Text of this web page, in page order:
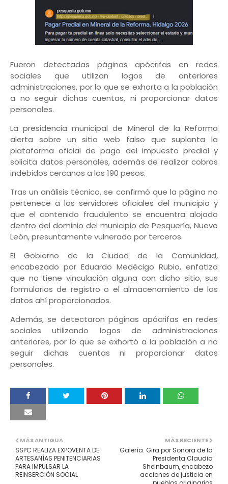
Fueron detectadas páginas apócrifas en redes
sociales que utilizan logos de anteriores
administraciones, por lo que se exhorta a la población
a no seguir dichas cuentas, ni proporcionar datos
personales.
La presidencia municipal de Mineral de la Reforma
alerta sobre un sitio web falso que suplanta la
plataforma oficial de pago del impuesto predial y
solicita datos personales, además de realizar cobros
indebidos cercanos a los 190 pesos.
Tras un análisis técnico, se confirmó que la página no
pertenece a los servidores oficiales del municipio y
que el contenido fraudulento se encuentra alojado
dentro del dominio del municipio de Pesquería, Nuevo
León, presuntamente vulnerado por terceros.
El Gobierno de la Ciudad de la Comunidad,
encabezado por Eduardo Medécigo Rubio, enfatiza
que no tiene vinculación alguna con dicho sitio, sus
formularios de registro o el almacenamiento de los
datos ahí proporcionados.
Además, se detectaron páginas apócrifas en redes
sociales utilizando logos de administraciones
anteriores, por lo que se exhortó a la población a no
seguir dichas cuentas ni proporcionar datos
personales.
MÁS RECIENTE
Galería. Gira por Sonora de la
Presidenta Claudia
Sheinbaum, encabezo
acciones de justicia en
MÁS ANTIGUA
SSPC REALIZA EXPOVENTA DE
ARTESANÍAS PENITENCIARIAS
PARA IMPULSAR LA
REINSERCIÓN SOCIAL